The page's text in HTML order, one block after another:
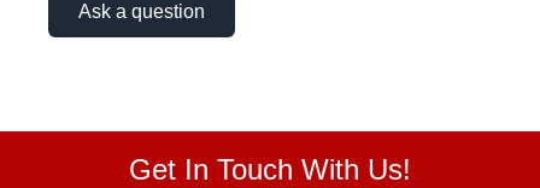
Ask a question
Get In Touch With Us!